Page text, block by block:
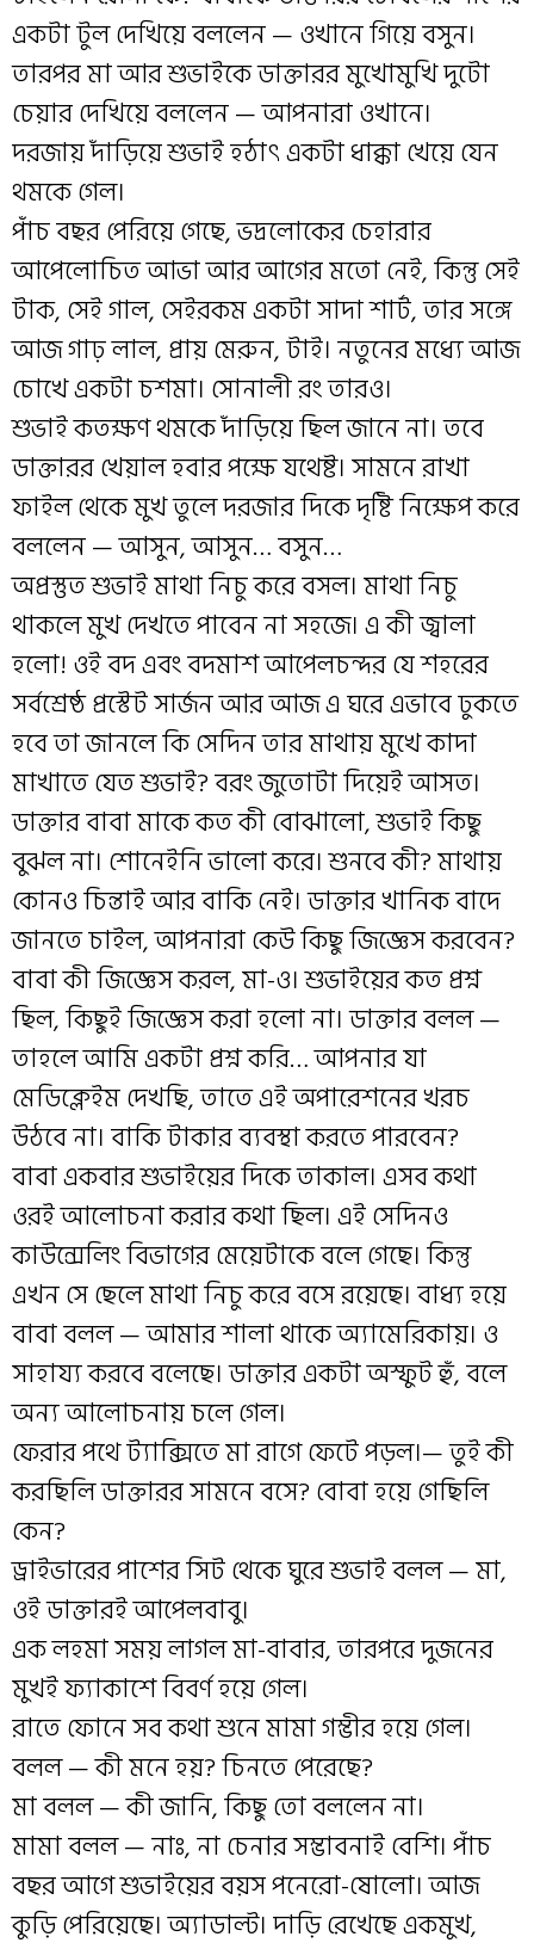
একটা টুল দেখিয়ে বললেন — ওখানে গিয়ে বসুন।
তারপর মা আর শুভাইকে ডাক্তারর মুখোমুখি দুটো
চেয়ার দেখিয়ে বললেন — আপনারা ওখানে।
দরজায় দাঁড়িয়ে শুভাই হঠাৎ একটা ধাক্কা খেয়ে যেন
থমকে গেল।
পাঁচ বছর পেরিয়ে গেছে, ভদ্রলোকের চেহারার
আপেলোচিত আভা আর আগের মতো নেই, কিন্তু সেই
টাক, সেই গাল, সেইরকম একটা সাদা শার্ট, তার সঙ্গে
আজ গাঢ় লাল, প্রায় মেরুন, টাই। নতুনের মধ্যে আজ
চোখে একটা চশমা। সোনালী রং তারও।
শুভাই কতক্ষণ থমকে দাঁড়িয়ে ছিল জানে না। তবে
ডাক্তারর খেয়াল হবার পক্ষে যথেষ্ট। সামনে রাখা
ফাইল থেকে মুখ তুলে দরজার দিকে দৃষ্টি নিক্ষেপ করে
বললেন — আসুন, আসুন… বসুন…
অপ্রস্তুত শুভাই মাথা নিচু করে বসল। মাথা নিচু
থাকলে মুখ দেখতে পাবেন না সহজে। এ কী জ্বালা
হলো! ওই বদ এবং বদমাশ আপেলচন্দর যে শহরের
সর্বশ্রেষ্ঠ প্রস্টেট সার্জন আর আজ এ ঘরে এভাবে ঢুকতে
হবে তা জানলে কি সেদিন তার মাথায় মুখে কাদা
মাখাতে যেত শুভাই? বরং জুতোটা দিয়েই আসত।
ডাক্তার বাবা মাকে কত কী বোঝালো, শুভাই কিছু
বুঝল না। শোনেইনি ভালো করে। শুনবে কী? মাথায়
কোনও চিন্তাই আর বাকি নেই। ডাক্তার খানিক বাদে
জানতে চাইল, আপনারা কেউ কিছু জিজ্ঞেস করবেন?
বাবা কী জিজ্ঞেস করল, মা-ও। শুভাইয়ের কত প্রশ্ন
ছিল, কিছুই জিজ্ঞেস করা হলো না। ডাক্তার বলল —
তাহলে আমি একটা প্রশ্ন করি… আপনার যা
মেডিক্লেইম দেখছি, তাতে এই অপারেশনের খরচ
উঠবে না। বাকি টাকার ব্যবস্থা করতে পারবেন?
বাবা একবার শুভাইয়ের দিকে তাকাল। এসব কথা
ওরই আলোচনা করার কথা ছিল। এই সেদিনও
কাউন্সেলিং বিভাগের মেয়েটাকে বলে গেছে। কিন্তু
এখন সে ছেলে মাথা নিচু করে বসে রয়েছে। বাধ্য হয়ে
বাবা বলল — আমার শালা থাকে অ্যামেরিকায়। ও
সাহায্য করবে বলেছে। ডাক্তার একটা অস্ফুট হুঁ, বলে
অন্য আলোচনায় চলে গেল।
ফেরার পথে ট্যাক্সিতে মা রাগে ফেটে পড়ল।— তুই কী
করছিলি ডাক্তারর সামনে বসে? বোবা হয়ে গেছিলি
কেন?
ড্রাইভারের পাশের সিট থেকে ঘুরে শুভাই বলল — মা,
ওই ডাক্তারই আপেলবাবু।
এক লহমা সময় লাগল মা-বাবার, তারপরে দুজনের
মুখই ফ্যাকাশে বিবর্ণ হয়ে গেল।
রাতে ফোনে সব কথা শুনে মামা গম্ভীর হয়ে গেল।
বলল — কী মনে হয়? চিনতে পেরেছে?
মা বলল — কী জানি, কিছু তো বললেন না।
মামা বলল — নাঃ, না চেনার সম্ভাবনাই বেশি। পাঁচ
বছর আগে শুভাইয়ের বয়স পনেরো-ষোলো। আজ
কুড়ি পেরিয়েছে। অ্যাডাল্ট। দাড়ি রেখেছে একমুখ,